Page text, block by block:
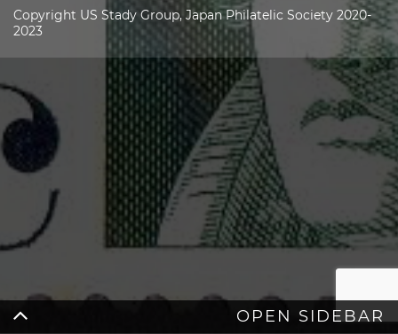
OPEN SIDEBAR
Copyright US Stady Group, Japan Philatelic Society 2020-
2023